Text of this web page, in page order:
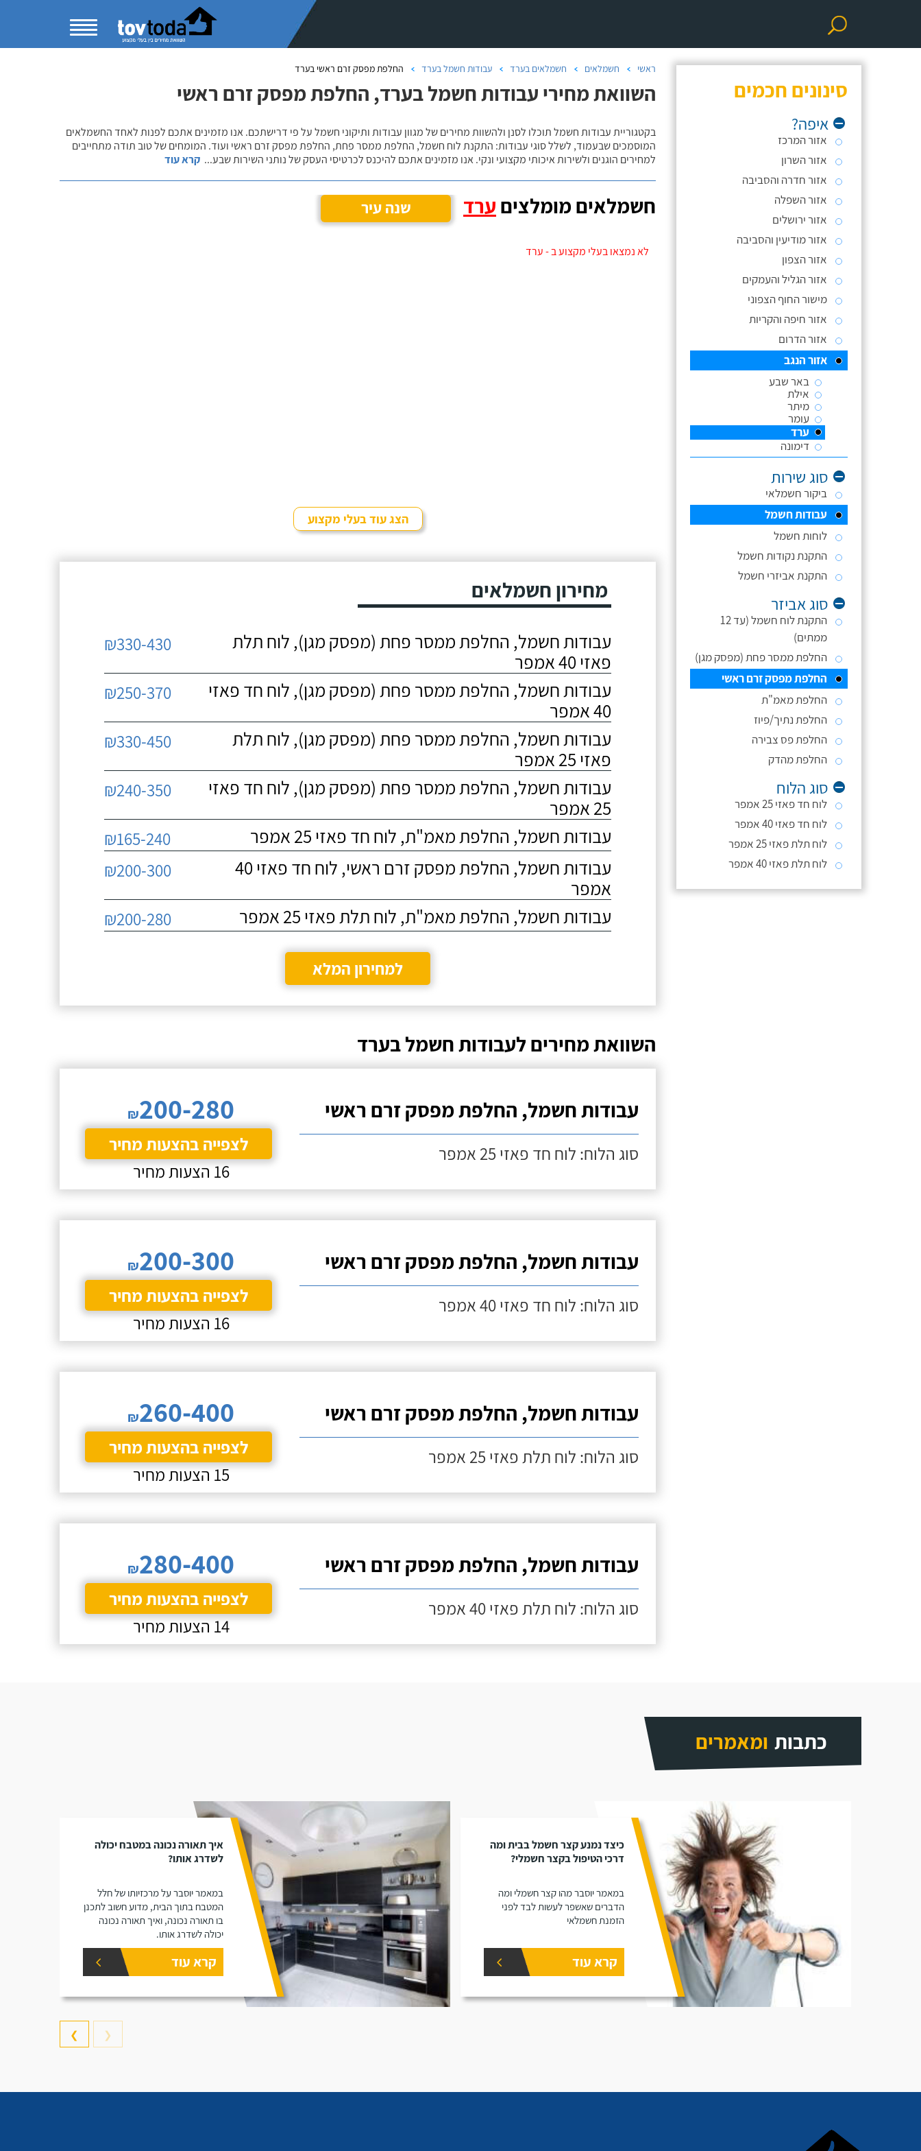
סינונים חכמים
איפה?
אזור המרכז
אזור השרון
אזור חדרה והסביבה
אזור השפלה
אזור ירושלים
אזור מודיעין והסביבה
אזור הצפון
אזור הגליל והעמקים
מישור החוף הצפוני
אזור חיפה והקריות
אזור הדרום
אזור הנגב
באר שבע
אילת
מיתר
עומר
ערד
דימונה
סוג שירות
ביקור חשמלאי
עבודות חשמל
לוחות חשמל
התקנת נקודות חשמל
התקנת אביזרי חשמל
סוג אביזר
התקנת לוח חשמל (עד 12
ממתים)
החלפת ממסר פחת (מפסק מגן)
החלפת מפסק זרם ראשי
החלפת מאמ"ת
החלפת נתיך/פיוז
החלפת פס צבירה
החלפת מהדק
סוג הלוח
לוח חד פאזי 25 אמפר
לוח חד פאזי 40 אמפר
לוח תלת פאזי 25 אמפר
לוח תלת פאזי 40 אמפר
ראשי חשמלאים חשמלאים בערד עבודות חשמל בערד החלפת מפסק זרם ראשי בערד
השוואת מחירי עבודות חשמל בערד, החלפת מפסק זרם ראשי
בקטגוריית עבודות חשמל תוכלו לסנן ולהשוות מחירים של מגוון עבודות ותיקוני חשמל על פי דרישתכם. אנו מזמינים אתכם לפנות לאחד החשמלאים
המוסמכים שבעמוד, לשלל סוגי עבודות: התקנת לוח חשמל, החלפת ממסר פחת, החלפת מפסק זרם ראשי ועוד. המומחים של טוב תודה מתחייבים
למחירים הוגנים ולשירות איכותי מקצועי ונקי. אנו מזמינים אתכם להיכנס לכרטיסי העסק של נותני השירות שבע... קרא עוד
חשמלאים מומלצים ערד שנה עיר
לא נמצאו בעלי מקצוע ב - ערד
הצג עוד בעלי מקצוע
מחירון חשמלאים
עבודות חשמל, החלפת ממסר פחת (מפסק מגן), לוח תלת
פאזי 40 אמפר
₪330-430
עבודות חשמל, החלפת ממסר פחת (מפסק מגן), לוח חד פאזי
40 אמפר
₪250-370
עבודות חשמל, החלפת ממסר פחת (מפסק מגן), לוח תלת
פאזי 25 אמפר
₪330-450
עבודות חשמל, החלפת ממסר פחת (מפסק מגן), לוח חד פאזי
25 אמפר
₪240-350
עבודות חשמל, החלפת מאמ"ת, לוח חד פאזי 25 אמפר ₪165-240
עבודות חשמל, החלפת מפסק זרם ראשי, לוח חד פאזי 40
אמפר
₪200-300
עבודות חשמל, החלפת מאמ"ת, לוח תלת פאזי 25 אמפר ₪200-280
למחירון המלא
השוואת מחירים לעבודות חשמל בערד
עבודות חשמל, החלפת מפסק זרם ראשי
סוג הלוח: לוח חד פאזי 25 אמפר
₪200-280
לצפייה בהצעות מחיר
16 הצעות מחיר
עבודות חשמל, החלפת מפסק זרם ראשי
סוג הלוח: לוח חד פאזי 40 אמפר
₪200-300
לצפייה בהצעות מחיר
16 הצעות מחיר
עבודות חשמל, החלפת מפסק זרם ראשי
סוג הלוח: לוח תלת פאזי 25 אמפר
₪260-400
לצפייה בהצעות מחיר
15 הצעות מחיר
עבודות חשמל, החלפת מפסק זרם ראשי
סוג הלוח: לוח תלת פאזי 40 אמפר
₪280-400
לצפייה בהצעות מחיר
14 הצעות מחיר
כתבות ומאמרים
כיצד נמנע קצר חשמל בבית ומה
דרכי הטיפול בקצר חשמלי?
במאמר יוסבר מהו קצר חשמלי ומה
הדברים שאשפר לעשות לבד לפני
הזמנת חשמלאי
קרא עוד
איך תאורה נכונה במטבח יכולה
לשדרג אותו?
במאמר יוסבר על מרכזיותו של חלל
המטבח בתוך הבית, מדוע חשוב לתכנן
בו תאורה נכונה, ואיך תאורה נכונה
יכולה לשדרג אותו.
קרא עוד
❮
❯